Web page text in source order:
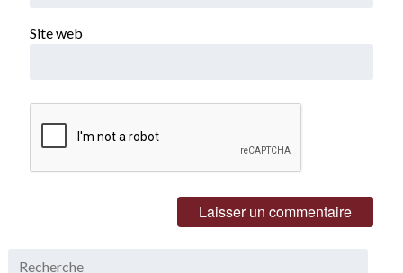
Site web